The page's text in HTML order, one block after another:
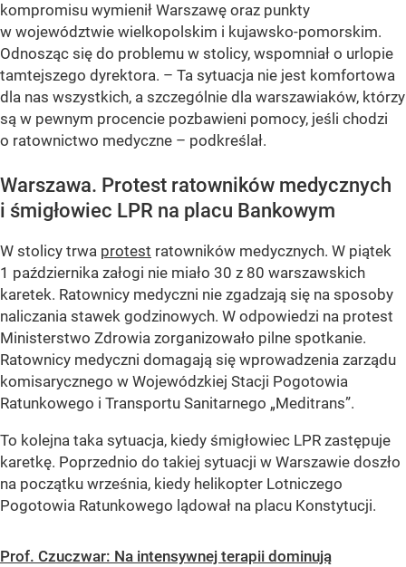
kompromisu wymienił Warszawę oraz punkty
w województwie wielkopolskim i kujawsko-pomorskim.
Odnosząc się do problemu w stolicy, wspomniał o urlopie
tamtejszego dyrektora. – Ta sytuacja nie jest komfortowa
dla nas wszystkich, a szczególnie dla warszawiaków, którzy
są w pewnym procencie pozbawieni pomocy, jeśli chodzi
o ratownictwo medyczne – podkreślał.
Warszawa. Protest ratowników medycznych
i śmigłowiec LPR na placu Bankowym
W stolicy trwa protest ratowników medycznych. W piątek
1 października załogi nie miało 30 z 80 warszawskich
karetek. Ratownicy medyczni nie zgadzają się na sposoby
naliczania stawek godzinowych. W odpowiedzi na protest
Ministerstwo Zdrowia zorganizowało pilne spotkanie.
Ratownicy medyczni domagają się wprowadzenia zarządu
komisarycznego w Wojewódzkiej Stacji Pogotowia
Ratunkowego i Transportu Sanitarnego „Meditrans”.
To kolejna taka sytuacja, kiedy śmigłowiec LPR zastępuje
karetkę. Poprzednio do takiej sytuacji w Warszawie doszło
na początku września, kiedy helikopter Lotniczego
Pogotowia Ratunkowego lądował na placu Konstytucji.
Prof. Czuczwar: Na intensywnej terapii dominują